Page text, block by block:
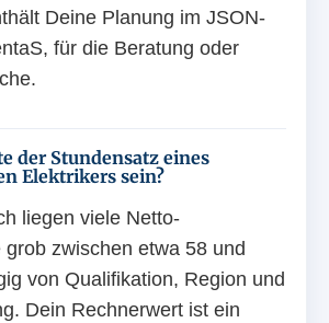
Deine Planung im JSON-
für die Beratung oder
der Stundensatz eines
Elektrikers sein?
liegen viele Netto-
grob zwischen etwa 58 und
von Qualifikation, Region und
Dein Rechnerwert ist ein